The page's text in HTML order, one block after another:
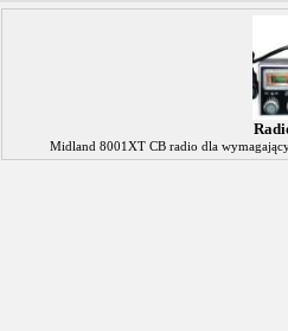
Midland 8001XT CB radio dla